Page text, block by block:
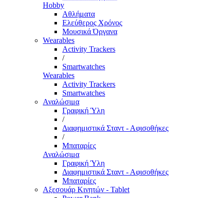
Hobby
Αθλήματα
Ελεύθερος Χρόνος
Μουσικά Όργανα
Wearables
Activity Trackers
/
Smartwatches
Wearables
Activity Trackers
Smartwatches
Αναλώσιμα
Γραφική Ύλη
/
Διαφημιστικά Σταντ - Αφισοθήκες
/
Μπαταρίες
Αναλώσιμα
Γραφική Ύλη
Διαφημιστικά Σταντ - Αφισοθήκες
Μπαταρίες
Αξεσουάρ Κινητών - Tablet